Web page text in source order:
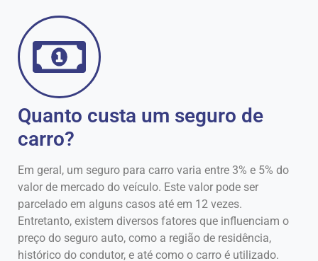
Quanto custa um seguro de
carro?
Em geral, um seguro para carro varia entre 3% e 5% do
valor de mercado do veículo. Este valor pode ser
parcelado em alguns casos até em 12 vezes.
Entretanto, existem diversos fatores que influenciam o
preço do seguro auto, como a região de residência,
histórico do condutor, e até como o carro é utilizado.